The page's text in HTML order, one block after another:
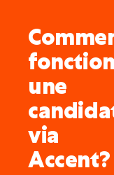
une
via
Accent?